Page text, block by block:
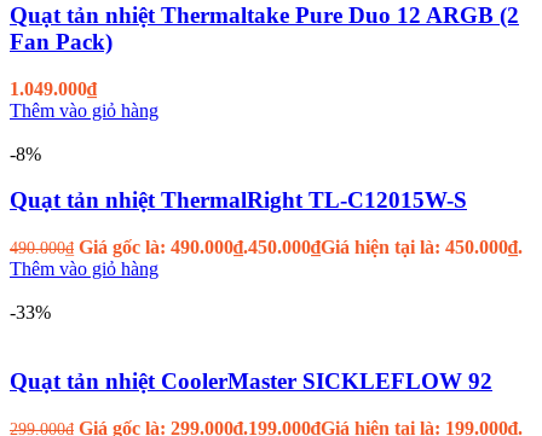
Quạt tản nhiệt Thermaltake Pure Duo 12 ARGB (2
Fan Pack)
1.049.000₫
Thêm vào giỏ hàng
-8%
Quạt tản nhiệt ThermalRight TL-C12015W-S
490.000₫ Giá gốc là: 490.000₫.450.000₫Giá hiện tại là: 450.000₫.
Thêm vào giỏ hàng
-33%
Quạt tản nhiệt CoolerMaster SICKLEFLOW 92
299.000₫ Giá gốc là: 299.000₫.199.000₫Giá hiện tại là: 199.000₫.